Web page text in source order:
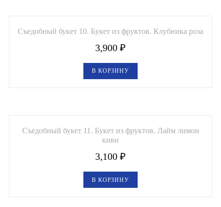
Съедобный букет 10. Букет из фруктов. Клубника роза
3,900 ₽
В КОРЗИНУ
Съедобный букет 11. Букет из фруктов. Лайм лимон
киви
3,100 ₽
В КОРЗИНУ